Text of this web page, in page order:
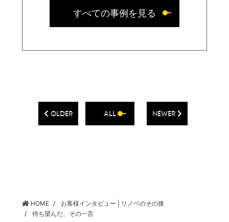
すべての事例を見る
OLDER ALL NEWER
HOME
お客様インタビュー | リノベのその後
待ち望んだ、その一言